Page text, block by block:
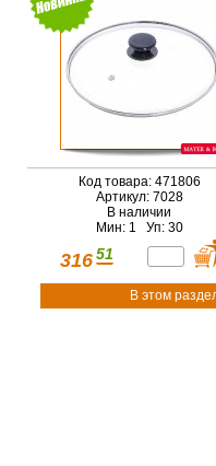
Код товара: 471806
Артикул: 7028
В наличии
Мин: 1 Уп: 30
316 51
В этом